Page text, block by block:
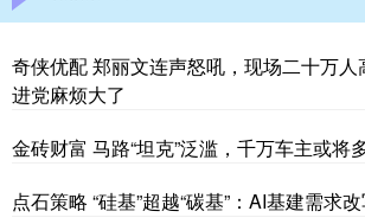
奇侠优配 郑丽文连声怒吼，现场二十万
进党麻烦大了
金砖财富 马路“坦克”泛滥，千万车主或将
点石策略 “硅基”超越“碳基”：AI基建需求